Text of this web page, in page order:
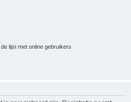
lijst met online gebruikers